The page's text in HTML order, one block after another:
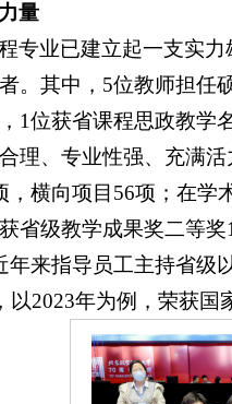
量
专业已建立起一支实
。其中，5位教师担任
1位获省课程思政教学
理、专业性强、充满
，横向项目56项；在学
省级教学成果奖二等
年来指导员工主持省级
以2023年为例，荣获国